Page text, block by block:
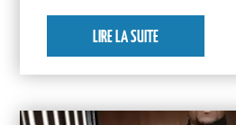
LIRE LA SUITE